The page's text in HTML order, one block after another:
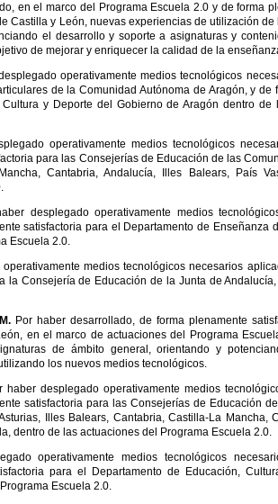
en el marco del Programa Escuela 2.0 y de forma
Castilla y León, nuevas experiencias de utilización
el desarrollo y soporte a asignaturas y
de mejorar y enriquecer la calidad de la
operativamente medios tecnológicos
de la Comunidad Autónoma de Aragón, y de
y Deporte del Gobierno de Aragón dentro de
operativamente medios tecnológicos
para las Consejerías de Educación de las
Cantabria, Andalucía, Illes Balears, País
desplegado operativamente medios
satisfactoria para el Departamento de Enseñanza
Escuela 2.0.
medios tecnológicos necesarios
la Consejería de Educación de la Junta de
Por haber desarrollado, de forma plenamente
en el marco de actuaciones del Programa
de ámbito general, orientando y
los nuevos medios tecnológicos.
haber desplegado operativamente medios
satisfactoria para las Consejerías de Educación
Illes Balears, Cantabria, Castilla-La Mancha,
dentro de las actuaciones del Programa Escuela 2.0.
operativamente medios tecnológicos
para el Departamento de Educación,
Escuela 2.0.